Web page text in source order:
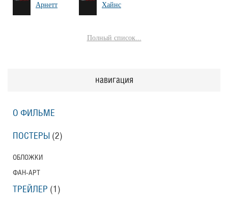
Арнетт
Хайнс
Полный список...
навигация
О ФИЛЬМЕ
ПОСТЕРЫ (2)
ОБЛОЖКИ
ФАН-АРТ
ТРЕЙЛЕР (1)